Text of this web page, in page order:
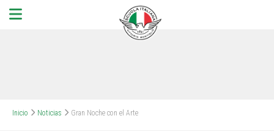
Inicio Noticias Gran Noche con el Arte